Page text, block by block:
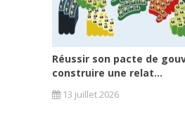
Réussir son pacte de
construire une relat...
13 juillet 2026